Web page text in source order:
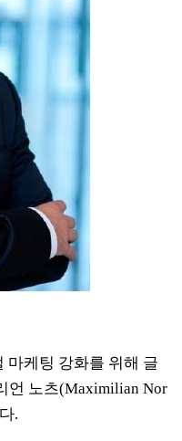
마케팅 강화를 위해 글
언 노츠(Maximilian Nor
.